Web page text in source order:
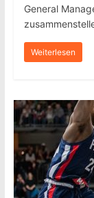
General
Weiterlesen